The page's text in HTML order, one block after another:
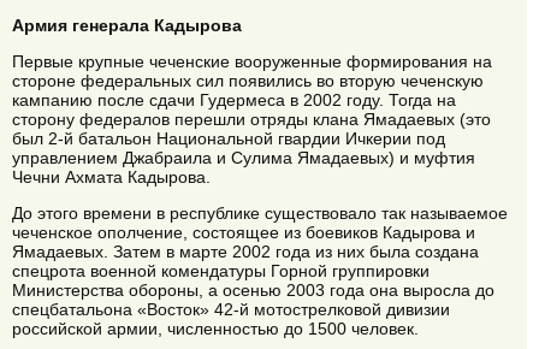
Армия генерала Кадырова
Первые крупные чеченские вооруженные формирования на
стороне федеральных сил появились во вторую чеченскую
кампанию после сдачи Гудермеса в 2002 году. Тогда на
сторону федералов перешли отряды клана Ямадаевых (это
был 2-й батальон Национальной гвардии Ичкерии под
управлением Джабраила и Сулима Ямадаевых) и муфтия
Чечни Ахмата Кадырова.
До этого времени в республике существовало так называемое
чеченское ополчение, состоящее из боевиков Кадырова и
Ямадаевых. Затем в марте 2002 года из них была создана
спецрота военной комендатуры Горной группировки
Министерства обороны, а осенью 2003 года она выросла до
спецбатальона «Восток» 42-й мотострелковой дивизии
российской армии, численностью до 1500 человек.